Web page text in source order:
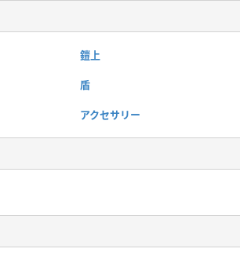
鎧上
盾
アクセサリー